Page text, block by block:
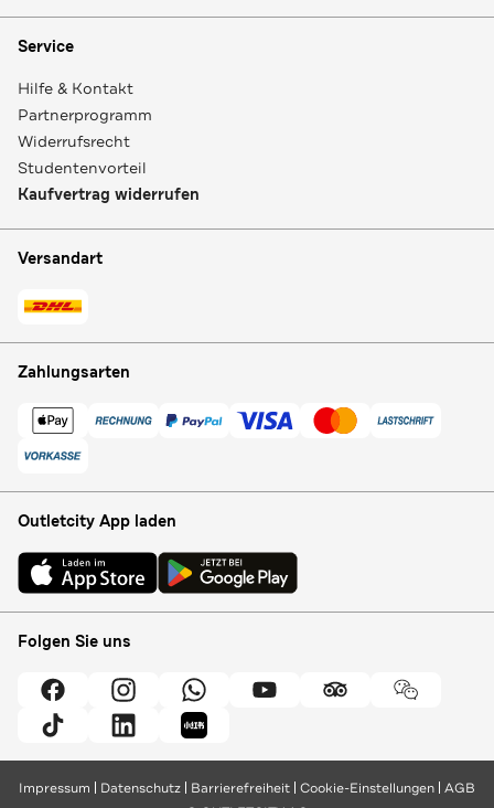
Service
Hilfe & Kontakt
Partnerprogramm
Widerrufsrecht
Studentenvorteil
Kaufvertrag widerrufen
Versandart
Zahlungsarten
Outletcity App laden
Folgen Sie uns
Impressum Datenschutz Barrierefreiheit Cookie-Einstellungen AGB